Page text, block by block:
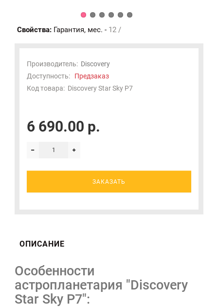
Свойства: Гарантия, мес. - 12 /
Производитель: Discovery
Доступность: Предзаказ
Код товара: Discovery Star Sky P7
6 690.00 р.
ЗАКАЗАТЬ
ОПИСАНИЕ
Особенности
астропланетария "Discovery
Star Sky P7":